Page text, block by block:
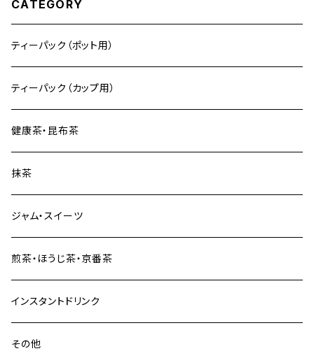
CATEGORY
ティーパック（ポット用）
ティーパック（カップ用）
健康茶・昆布茶
抹茶
ジャム・スイーツ
煎茶・ほうじ茶・京番茶
インスタントドリンク
その他